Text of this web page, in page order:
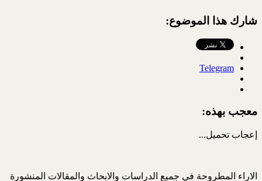
شارك هذا الموضوع:
Telegram
معجب بهذه:
إعجاب تحميل...
الاراء المطروحة في جميع الدراسات والابحاث والمقالات المنشورة